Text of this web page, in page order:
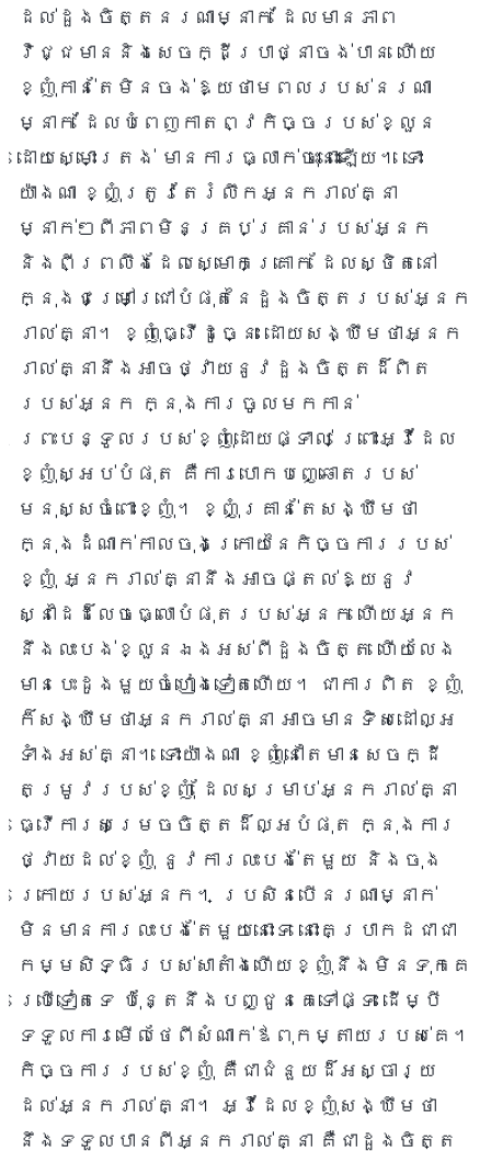
ដល់ដួងចិត្តនរណាម្នាក់ ដែលមានភាព
វិជ្ជមាននិងសេចក្ដីប្រាថ្នាចង់បាន ហើយ
ខ្ញុំកាន់តែមិនចង់ឱ្យថាមពលរបស់នរណា
ម្នាក់ ដែលបំពេញកាតព្វកិច្ចរបស់ខ្លួន
ដោយស្មោះត្រង់ មានការធ្លាក់ចុះនោះឡើយ។ ទោះ
យ៉ាងណា ខ្ញុំត្រូវតែរំលឹកអ្នករាល់គ្នា
ម្នាក់ៗពីភាពមិនគ្រប់គ្រាន់របស់អ្នក
និងពីព្រលឹងដែលស្មោកគ្រោក ដែលស្ថិតនៅ
ក្នុងជម្រៅជ្រៅបំផុតនៃដួងចិត្តរបស់អ្នក
រាល់គ្នា។ ខ្ញុំធ្វើដូច្នេះ ដោយសង្ឃឹមថាអ្នក
រាល់គ្នានឹងអាចថ្វាយនូវដួងចិត្តដ៏ពិត
របស់អ្នក ក្នុងការចូលមកកាន់
ព្រះបន្ទូលរបស់ខ្ញុំដោយផ្ទាល់ ព្រោះអ្វីដែល
ខ្ញុំស្អប់បំផុត គឺការបោកបញ្ឆោតរបស់
មនុស្សចំពោះខ្ញុំ។ ខ្ញុំគ្រាន់តែសង្ឃឹមថា
ក្នុងដំណាក់កាលចុងក្រោយនៃកិច្ចការរបស់
ខ្ញុំ អ្នករាល់គ្នានឹងអាចផ្តល់ឱ្យនូវ
ស្នាដៃដ៏លេចធ្លោបំផុតរបស់អ្នក ហើយអ្នក
នឹងលះបង់ខ្លួនឯងអស់ពីដួងចិត្ត ហើយលែង
មានបេះដូងមួយចំហៀងទៀតហើយ។ ជាការពិត ខ្ញុំ
ក៏សង្ឃឹមថាអ្នករាល់គ្នា អាចមានទិសដៅល្អ
ទាំងអស់គ្នា។ ទោះយ៉ាងណា ខ្ញុំនៅតែមានសេចក្ដី
តម្រូវរបស់ខ្ញុំ ដែលសម្រាប់អ្នករាល់គ្នា
ធ្វើការសម្រេចចិត្តដ៏ល្អបំផុត ក្នុងការ
ថ្វាយដល់ខ្ញុំ នូវការលះបង់តែមួយ និងចុង
ក្រោយរបស់អ្នក។ ប្រសិនបើនរណាម្នាក់
មិនមានការលះបង់តែមួយនោះទេ នោះគេប្រាកដជាជា
កម្មសិទ្ធិរបស់សាតាំងហើយខ្ញុំនឹងមិនទុកគេ
ប្រើទៀតទេ ប៉ុន្តែនឹងបញ្ជូនគេទៅផ្ទះ ដើម្បី
ទទួលការមើលថែពីសំណាក់ឪពុកម្តាយរបស់គេ។
កិច្ចការរបស់ខ្ញុំ គឺជាជំនួយដ៏អស្ចារ្យ
ដល់អ្នករាល់គ្នា។ អ្វីដែលខ្ញុំសង្ឃឹមថា
នឹងទទួលបានពីអ្នករាល់គ្នា គឺជាដួងចិត្ត